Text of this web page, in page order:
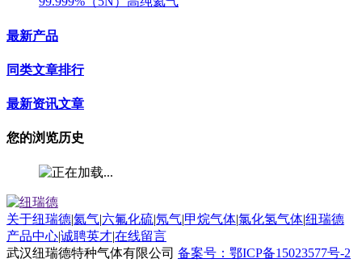
最新产品
同类文章排行
最新资讯文章
您的浏览历史
关于纽瑞德|氦气|六氟化硫|氖气|甲烷气体|氯化氢气体|纽瑞德
产品中心|诚聘英才|在线留言
武汉纽瑞德特种气体有限公司 备案号：鄂ICP备15023577号-2